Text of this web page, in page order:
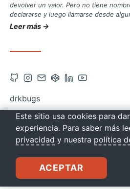
devolver un valor. Pero no tiene
declararse y luego llamarse desde
Leer más →
Abrir
de
Github
en
una
nueva
pestaña
Abrir
de
Instagram
en
una
nueva
pestaña
Contacto
correo
Abrir
Codepen
en
una
nueva
pestaña
Abrir
Linkedin
en
una
nueva
pestaña
Abrir
Youtube
en
una
nueva
pestaña
drkbugs
Este sitio usa cookies para
experiencia. Para saber más
privacidad y nuestra política
ACEPTAR